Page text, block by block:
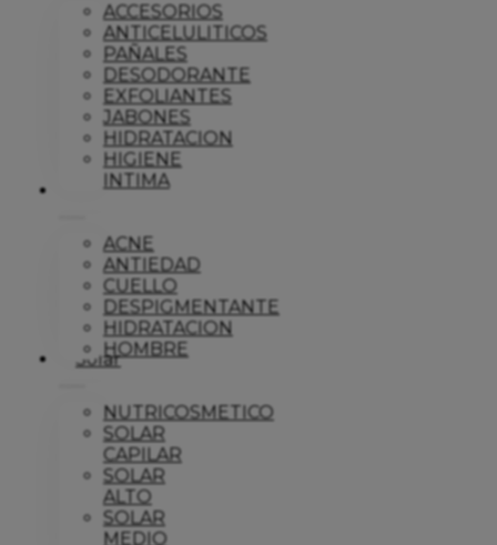
ACCESORIOS
ANTICELULITICOS
PAÑALES
DESODORANTE
EXFOLIANTES
JABONES
HIDRATACION
HIGIENE
INTIMA
Dermo
ACNE
ANTIEDAD
CUELLO
DESPIGMENTANTE
HIDRATACION
HOMBRE
Solar
NUTRICOSMETICO
SOLAR
CAPILAR
SOLAR
ALTO
SOLAR
MEDIO